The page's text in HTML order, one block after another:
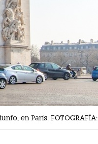
en París. FOTOGRAFÍA: